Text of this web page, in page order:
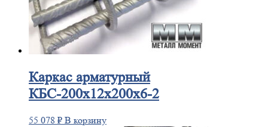
Каркас арматурный
КБС-200х12х200х6-2
55 078 ₽ В корзину